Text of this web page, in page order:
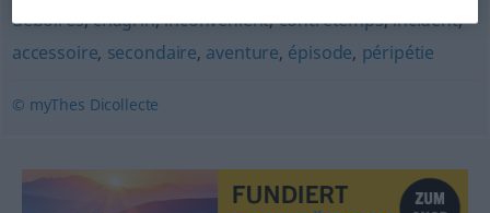
déboires,chagrin,inconvénient,contretemps,incident,
accessoire, secondaire, aventure, épisode, péripétie
© myThes Dicollecte